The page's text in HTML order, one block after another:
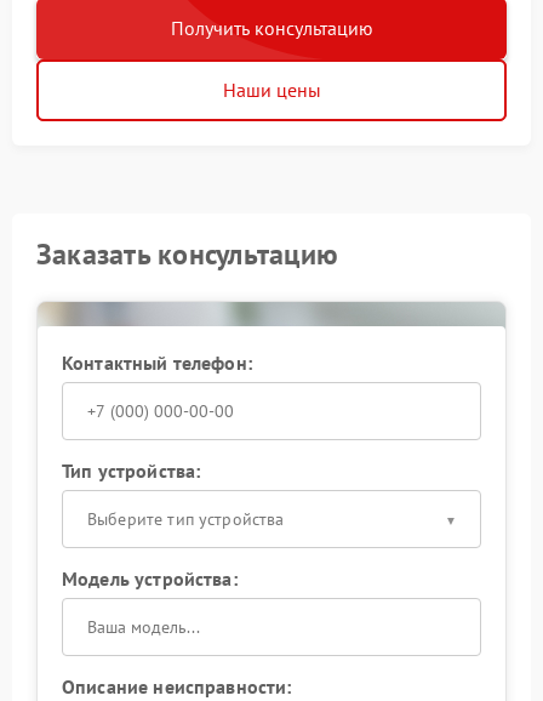
Получить консультацию
Наши цены
Заказать консультацию
Контактный телефон:
Тип устройства:
Выберите тип устройства
Модель устройства:
Описание неисправности: